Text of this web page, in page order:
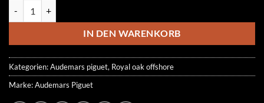
499.00 €269.00 €.
IN DEN WARENKORB
Kategorien:Audemars piguet, Royal oak offshore
Marke:Audemars Piguet